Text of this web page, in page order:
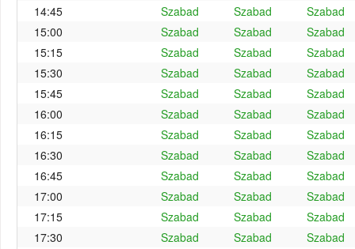
14:45
Szabad Szabad
Szabad
15:00
Szabad Szabad
Szabad
15:15
Szabad Szabad
Szabad
15:30
Szabad Szabad
Szabad
15:45
Szabad Szabad
Szabad
16:00
Szabad Szabad
Szabad
16:15
Szabad Szabad
Szabad
16:30
Szabad Szabad
Szabad
16:45
Szabad Szabad
Szabad
17:00
Szabad Szabad
Szabad
17:15
Szabad Szabad
Szabad
17:30
Szabad Szabad
Szabad